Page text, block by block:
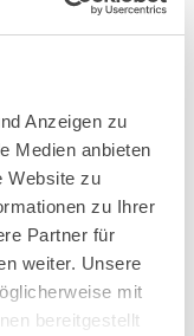
Anzeigen zu
Medien anbieten
Website zu
zu Ihrer
Partner für
weiter. Unsere
mit
bereitgestellt